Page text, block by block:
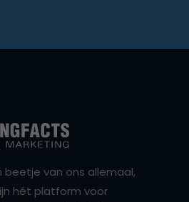
van ons allemaal,
hét platform voor